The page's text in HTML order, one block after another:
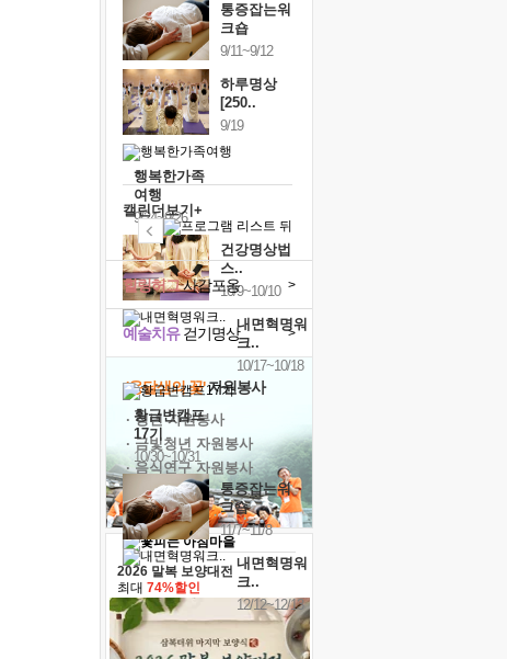
통증잡는워
크숍
9/11~9/12
하루명상
[250..
9/19
행복한가족
여행
9/24~9/26
건강명상법
스..
10/9~10/10
내면혁명워
크..
10/17~10/18
황금변캠프
17기
10/30~10/31
통증잡는워
크숍
11/7~11/8
내면혁명워
크..
12/12~12/13
캘린더보기+
예술치유걷기명상 >
힐링허그사감포옹 >
'옹달샘의 꽃'자원봉사
· 청년 자원봉사
· 금빛청년 자원봉사
· 음식연구 자원봉사
2026 말복 보양대전
최대 74%할인